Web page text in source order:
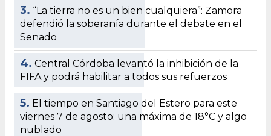
3. “La tierra no es un bien cualquiera”: Zamora
defendió la soberanía durante el debate en el
Senado
4. Central Córdoba levantó la inhibición de la
FIFA y podrá habilitar a todos sus refuerzos
5. El tiempo en Santiago del Estero para este
viernes 7 de agosto: una máxima de 18°C y algo
nublado